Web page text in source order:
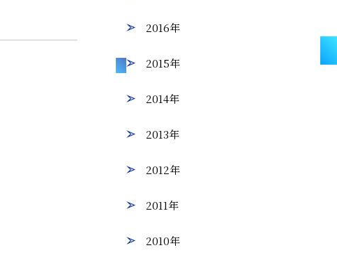
2016年
2015年
2014年
2013年
2012年
2011年
2010年